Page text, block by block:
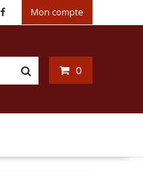
Mon compte
0